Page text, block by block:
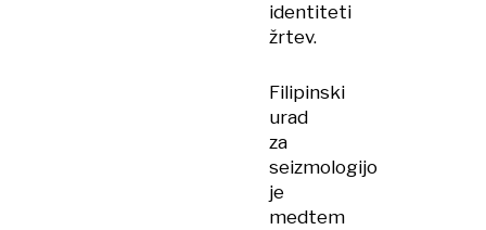
identiteti
žrtev.
Filipinski
urad
za
seizmologijo
je
medtem